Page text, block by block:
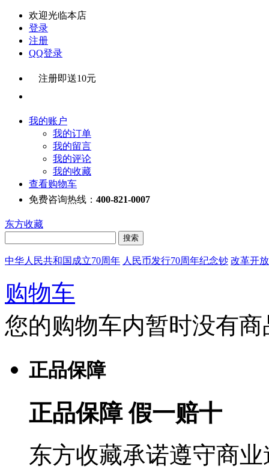
欢迎光临本店
登录
注册
QQ登录
注册即送10元
我的账户
我的订单
我的留言
我的评论
我的收藏
查看购物车
免费咨询热线： 400-821-0007
东方收藏
中华人民共和国成立70周年 人民币发行70周年纪念钞 改革开
购物车
您的购物车内暂时没有商
正品保障
正品保障 假一赔十
东方收藏承诺遵守商